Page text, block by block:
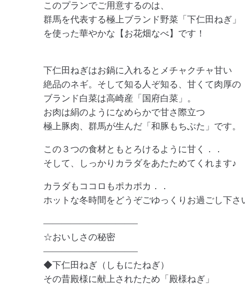
このプランでご用意するのは、
群馬を代表する極上ブランド野菜「下仁田ねぎ」
を使った華やかな【お花畑なべ】です！
下仁田ねぎはお鍋に入れるとメチャクチャ甘い
絶品のネギ。そして知る人ぞ知る、甘くて肉厚の
ブランド白菜は高崎産「国府白菜」。
お肉は絹のようになめらかで甘さ際立つ
極上豚肉、群馬が生んだ「和豚もちぶた」です。
この３つの食材ともとろけるように甘く．．
そして、しっかりカラダをあたためてくれます♪
カラダもココロもポカポカ．．
ホットな冬時間をどうぞごゆっくりお過ごし下さ
——————————–
☆おいしさの秘密
——————————–
◆下仁田ねぎ（しもにたねぎ）
その昔殿様に献上されたため「殿様ねぎ」